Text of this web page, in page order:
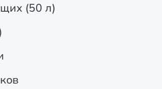
(50 л)